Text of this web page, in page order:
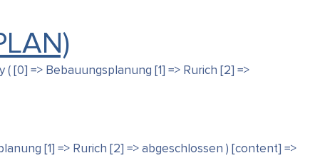
[0] => Bebauungsplanung [1] => Rurich [2] =>
[1] => Rurich [2] => abgeschlossen ) [content] =>